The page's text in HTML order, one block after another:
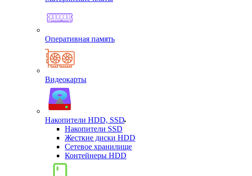
Оперативная память
Видеокарты
Накопители HDD, SSD
Накопители SSD
Жесткие диски HDD
Сетевое хранилище
Контейнеры HDD